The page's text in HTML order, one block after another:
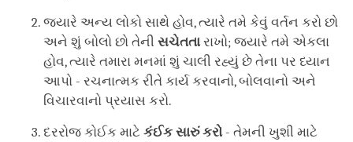
જ્યારે અન્ય લોકો સાથે હોવ, ત્યારે તમે કેવું વર્તન કરો છો
અને શું બોલો છો તેનીસચેતતારાખો; જ્યારે તમે એકલા
હોવ, ત્યારે તમારા મનમાં શું ચાલી રહ્યું છે તેના પર ધ્યાન
આપો - રચનાત્મક રીતે કાર્ય કરવાનો, બોલવાનો અને
વિચારવાનો પ્રયાસ કરો.
દરરોજ કોઈક માટેકંઈક સારું કરો- તેમની ખુશી માટે